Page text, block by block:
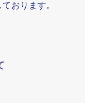
おります。